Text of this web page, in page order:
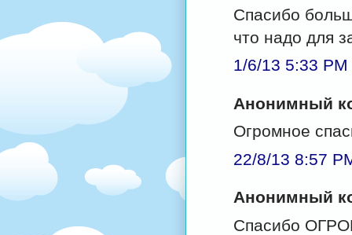
Спасибо
что надо для
1/6/13 5:33 PM
Анонимный
Огромное
22/8/13 8:57
Анонимный
Спасибо